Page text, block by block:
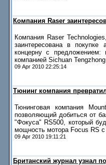
Компания Raser
Компания Raser
заинтересована в
концерну с
компанией Sichuan
09 Apr 2010 22:25:14
Тюнинг компания
Тюнинговая компания
позволяющий добиться от
"Фокуса" RS500, который
мощность мотора Focus RS
09 Apr 2010 19:11:21
Британский журнал узнал